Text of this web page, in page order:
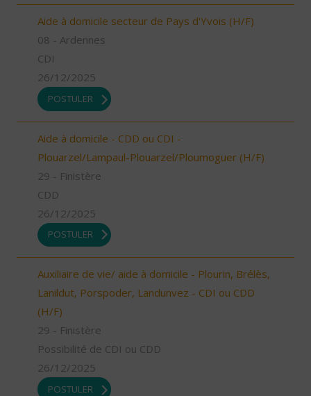
Aide à domicile secteur de Pays d'Yvois (H/F)
08 - Ardennes
CDI
26/12/2025
POSTULER
Aide à domicile - CDD ou CDI -
Plouarzel/Lampaul-Plouarzel/Ploumoguer (H/F)
29 - Finistère
CDD
26/12/2025
POSTULER
Auxiliaire de vie/ aide à domicile - Plourin, Brélès,
Lanildut, Porspoder, Landunvez - CDI ou CDD
(H/F)
29 - Finistère
Possibilité de CDI ou CDD
26/12/2025
POSTULER